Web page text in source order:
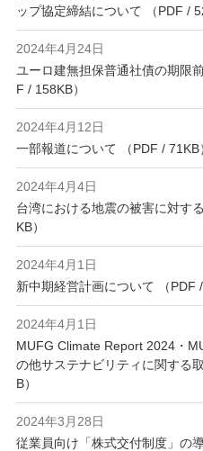
ップ協定締結について （PDF /
2024年4月24日
ユーロ建無担保普通社債の期限
F / 158KB）
2024年4月12日
一部報道について （PDF / 71KB
2024年4月4日
台湾における地震の被害に対す
KB）
2024年4月1日
新中期経営計画について （PDF /
2024年4月1日
MUFG Climate Report 2024・
の他サステナビリティに関する
B）
2024年3月28日
従業員向け「株式交付制度」の